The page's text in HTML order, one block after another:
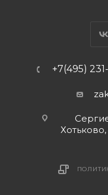
+7(495)
Хотьково,